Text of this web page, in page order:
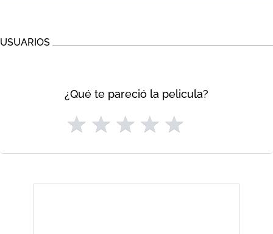
USUARIOS
¿Qué te pareció la pelicula?